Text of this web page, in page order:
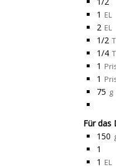
1 EL
2 EL
1/2
1/4
1
1
75 g
Für das
150
1
1 EL